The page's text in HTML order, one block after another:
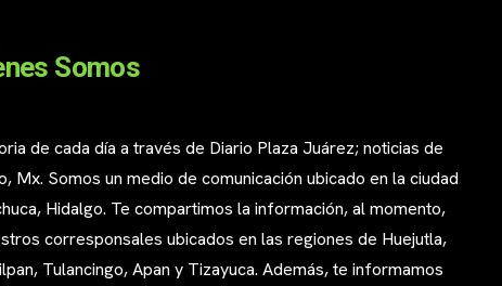
Somos
de cada día a través de Diario Plaza Juárez; noticias de
Mx. Somos un medio de comunicación ubicado en la ciudad
Hidalgo. Te compartimos la información, al momento,
corresponsales ubicados en las regiones de Huejutla,
Tulancingo, Apan y Tizayuca. Además, te informamos